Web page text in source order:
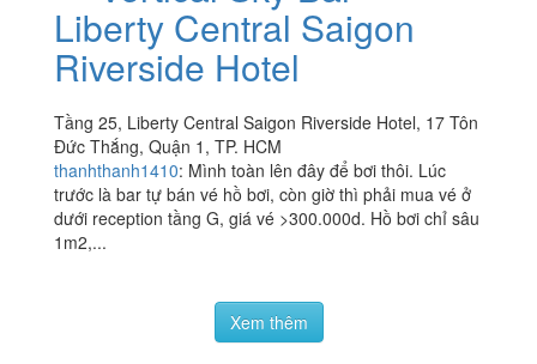
Liberty Central Saigon
Riverside Hotel
Tầng 25, Liberty Central Saigon Riverside Hotel, 17 Tôn
Đức Thắng, Quận 1, TP. HCM
thanhthanh1410: Mình toàn lên đây để bơi thôi. Lúc
trước là bar tự bán vé hồ bơi, còn giờ thì phải mua vé ở
dưới reception tầng G, giá vé >300.000d. Hồ bơi chỉ sâu
1m2,...
Xem thêm